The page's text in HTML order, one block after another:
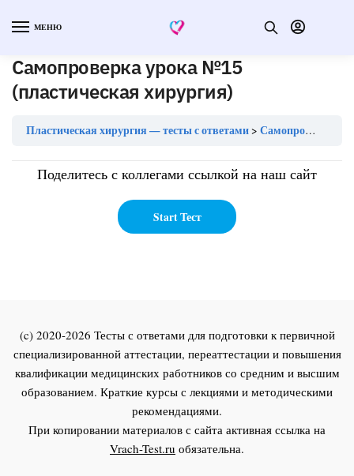
МЕНЮ
Самопроверка урока №15
(пластическая хирургия)
Пластическая хирургия — тесты с ответами Самопроверка урока №15 (пластическая хирургия)
Поделитесь с коллегами ссылкой на наш сайт
(c) 2020-2026 Тесты с ответами для подготовки к первичной
специализированной аттестации, переаттестации и повышения
квалификации медицинских работников со средним и высшим
образованием. Краткие курсы с лекциями и методическими
рекомендациями.
При копировании материалов с сайта активная ссылка на
Vrach-Test.ru обязательна.